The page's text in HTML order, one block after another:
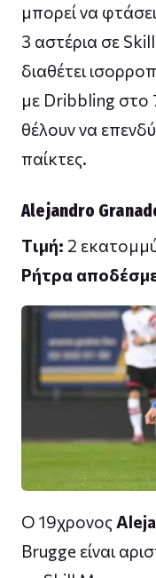
μπορεί να
3 αστέρια σε
διαθέτει
με Dribbling στο
θέλουν να
παίκτες.
Alejandro
Tιμή: 2
Ρήτρα
Ο 19χρονος
Brugge είναι